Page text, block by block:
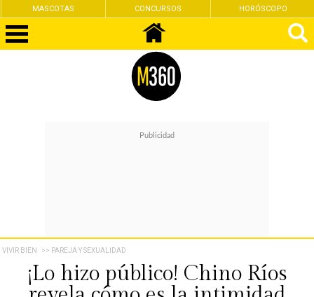
MASCOTAS CONCURSOS HORÓSCOPO
VIVIR BIEN >> PAREJA Y SEXUALIDAD
¡Lo hizo público! Chino Ríos